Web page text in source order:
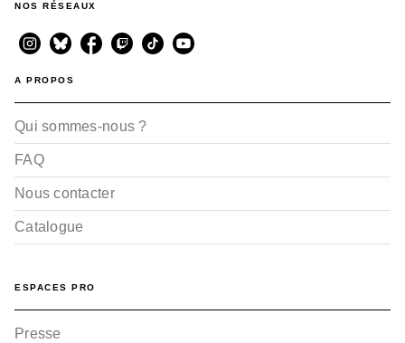
NOS RÉSEAUX
A PROPOS
Qui sommes-nous ?
FAQ
Nous contacter
Catalogue
ESPACES PRO
Presse